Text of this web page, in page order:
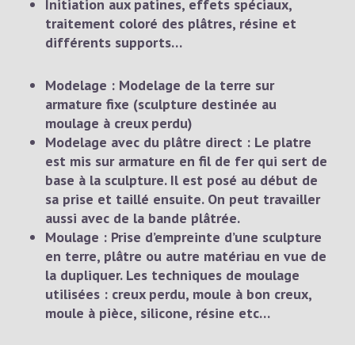
Initiation aux patines, effets spéciaux,
traitement coloré des plâtres, résine et
différents supports…
Modelage : Modelage de la terre sur
armature fixe (sculpture destinée au
moulage à creux perdu)
Modelage avec du plâtre direct : Le platre
est mis sur armature en fil de fer qui sert de
base à la sculpture. Il est posé au début de
sa prise et taillé ensuite. On peut travailler
aussi avec de la bande plâtrée.
Moulage : Prise d’empreinte d’une sculpture
en terre, plâtre ou autre matériau en vue de
la dupliquer. Les techniques de moulage
utilisées : creux perdu, moule à bon creux,
moule à pièce, silicone, résine etc…